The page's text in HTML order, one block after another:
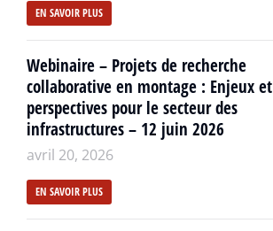
EN SAVOIR PLUS
Webinaire – Projets de recherche
collaborative en montage : Enjeux et
perspectives pour le secteur des
infrastructures – 12 juin 2026
avril 20, 2026
EN SAVOIR PLUS